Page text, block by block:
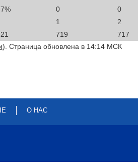
0 0
1 2
719 717
). Страница обновлена в 14:14 МСК
О НАС